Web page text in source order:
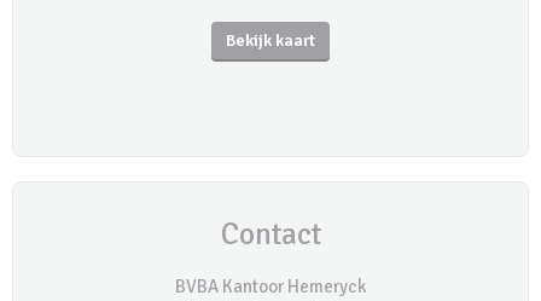
Bekijk kaart
Contact
BVBA Kantoor Hemeryck